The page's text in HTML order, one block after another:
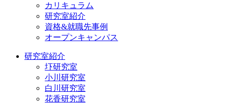
カリキュラム
研究室紹介
資格&就職先事例
オープンキャンパス
研究室紹介
圷研究室
小川研究室
白川研究室
花香研究室